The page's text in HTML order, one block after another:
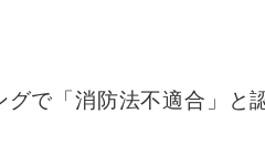
で「消防法不適合」と